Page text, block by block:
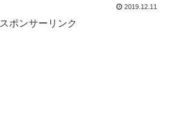
2019.12.11
スポンサーリンク